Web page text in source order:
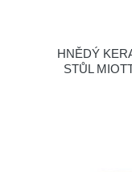
HNĚDÝ
STŮL